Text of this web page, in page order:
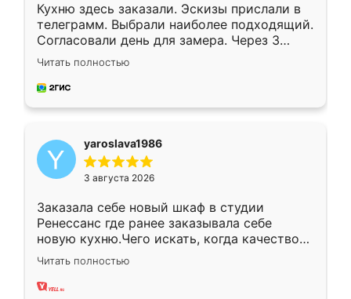
Кухню здесь заказали. Эскизы прислали в
телеграмм. Выбрали наиболее подходящий.
Согласовали день для замера. Через 3
недели кухня была уже готова. Остались
довольны работой. Спасибо Ренессанс
мебель за качественную работу!
Читать полностью
yaroslava1986
3 августа 2026
Заказала себе новый шкаф в студии
Ренессанс где ранее заказывала себе
новую кухню.Чего искать, когда качеством
вполне довольна. Служит кухня уже почти
два года, нареканий нет.
Читать полностью